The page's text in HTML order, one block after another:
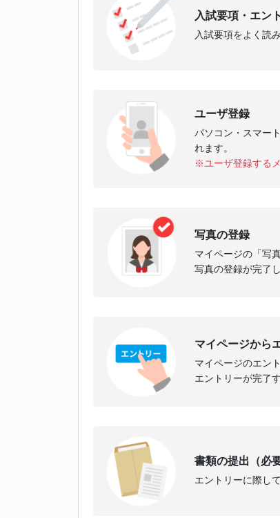
入試要項・エン
入試要項をよく読
ユーザ登録
パソコン・スマー
れます。
※ユーザ登録する
写真の登録
マイページの「写
写真の登録が完了
マイページから
マイページのエン
エントリーが完了
書類の提出（必
エントリーに際し